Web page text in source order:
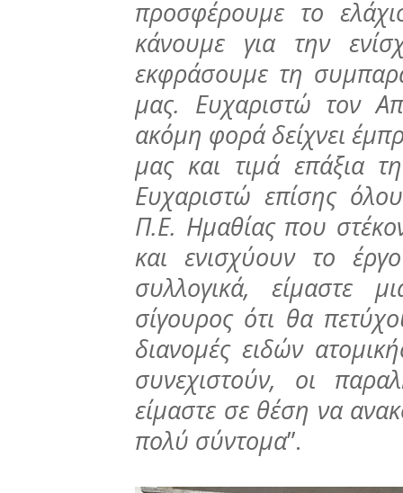
προσφέρουμε το
κάνουμε για την
εκφράσουμε τη
μας. Ευχαριστώ τον
ακόμη φορά δείχνει
μας και τιμά επάξια
Ευχαριστώ επίσης
Π.Ε. Ημαθίας που
και ενισχύουν το
συλλογικά, είμαστε
σίγουρος ότι θα
διανομές ειδών
συνεχιστούν, οι
είμαστε σε θέση να
πολύ σύντομα”.